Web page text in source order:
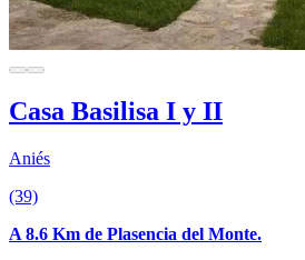
Casa Basilisa I y II
Aniés
(39)
A 8.6 Km de Plasencia del Monte.